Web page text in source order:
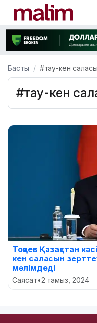
Басты #тау-кен саласы
#тау-кен
Тоқаев Қазақстан
кен саласын
мәлімдеді
Саясат•2 тамыз, 2024